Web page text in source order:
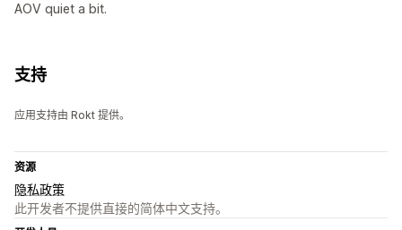
AOV quiet a bit.
支持
应用支持由 Rokt 提供。
资源
隐私政策
此开发者不提供直接的简体中文支持。